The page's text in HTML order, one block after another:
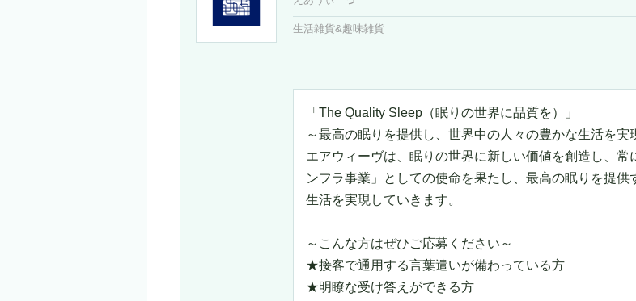
生活雑貨&趣味雑貨
「The Quality Sleep（眠りの世界に品質を）」
～最高の眠りを提供し、世界中の人々の豊かな生活を実
エアウィーヴは、眠りの世界に新しい価値を創造し、
ンフラ事業」としての使命を果たし、最高の眠りを提
生活を実現していきます。
～こんな方はぜひご応募ください～
★接客で通用する言葉遣いが備わっている方
★明瞭な受け答えができる方